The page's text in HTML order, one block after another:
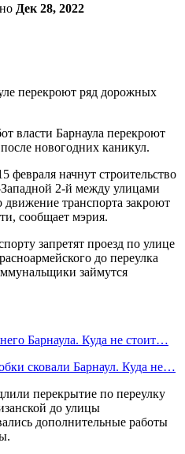
Дек 28, 2022
власти Барнаула перекроют
новогодних каникул.
февраля начнут строительство
2-й между улицами
транспорта закроют
сообщает мэрия.
запретят проезд по улице
до переулка
займутся
Барнаула. Куда не стоит…
сковали Барнаул. Куда не…
перекрытие по переулку
до улицы
дополнительные работы